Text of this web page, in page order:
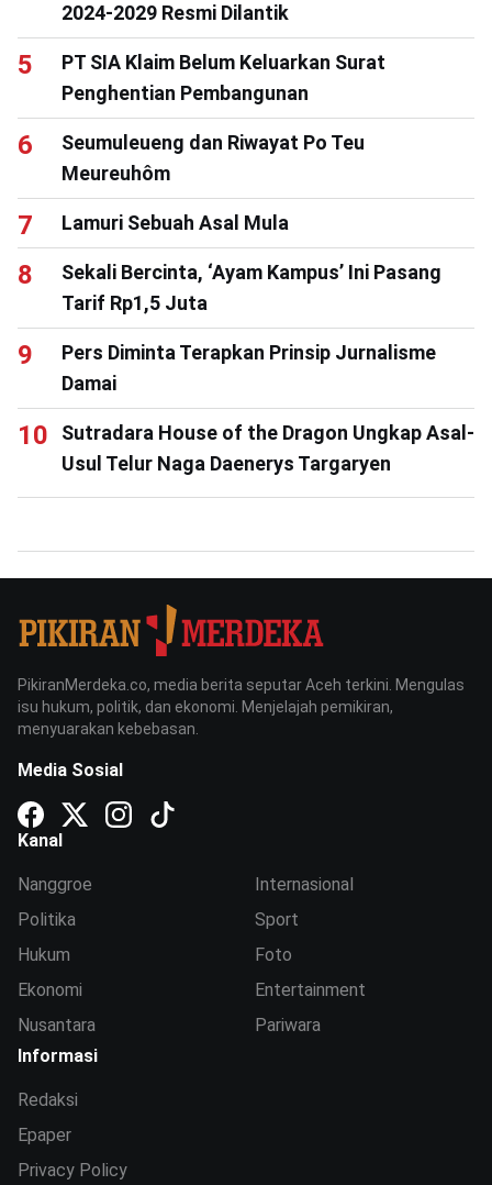
2024-2029 Resmi Dilantik
PT SIA Klaim Belum Keluarkan Surat
Penghentian Pembangunan
Seumuleueng dan Riwayat Po Teu
Meureuhôm
Lamuri Sebuah Asal Mula
Sekali Bercinta, ‘Ayam Kampus’ Ini Pasang
Tarif Rp1,5 Juta
Pers Diminta Terapkan Prinsip Jurnalisme
Damai
Sutradara House of the Dragon Ungkap Asal-
Usul Telur Naga Daenerys Targaryen
PikiranMerdeka.co, media berita seputar Aceh terkini. Mengulas
isu hukum, politik, dan ekonomi. Menjelajah pemikiran,
menyuarakan kebebasan.
Media Sosial
Kanal
Nanggroe
Politika
Hukum
Ekonomi
Nusantara
Internasional
Sport
Foto
Entertainment
Pariwara
Informasi
Redaksi
Epaper
Privacy Policy